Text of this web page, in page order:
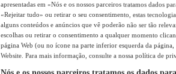
apresentadas em «Nós e os nossos parceiros tratamos dados
«Rejeitar tudo» ou retirar o seu consentimento, estas
alguns conteúdos e anúncios que vê poderão não ser tão
escolhas ou retirar o consentimento a qualquer momento
página Web (ou no ícone na parte inferior esquerda da página,
Website. Para mais informação, consulte a nossa política de